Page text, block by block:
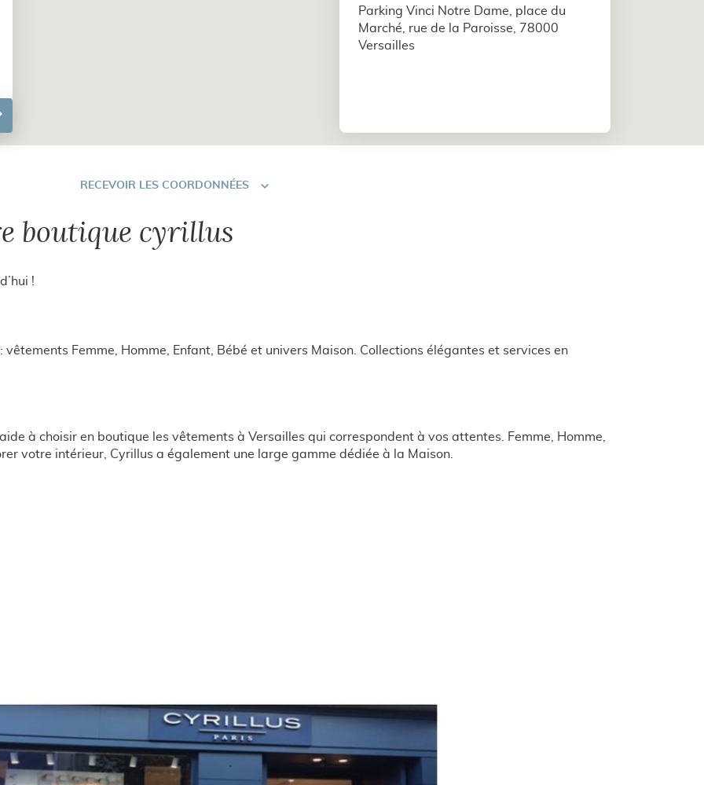
Parking Vinci Notre Dame, place du
Marché, rue de la Paroisse, 78000
Versailles
RECEVOIR LES COORDONNÉESRECEVOIR
boutique cyrillus
!
vêtements Femme, Homme, Enfant, Bébé et univers Maison. Collections élégantes et services en
à choisir en boutique les vêtements à Versailles qui correspondent à vos attentes. Femme, Homme,
votre intérieur, Cyrillus a également une large gamme dédiée à la Maison.